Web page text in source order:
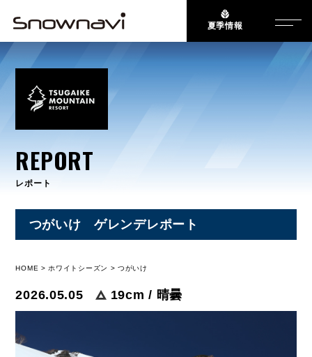
夏季情報
REPORT
レポート
つがいけ ゲレンデレポート
HOME ホワイトシーズン つがいけ
2026.05.05 19cm / 晴曇